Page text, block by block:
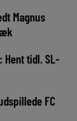
Magnus
Hent tidl. SL-
FC